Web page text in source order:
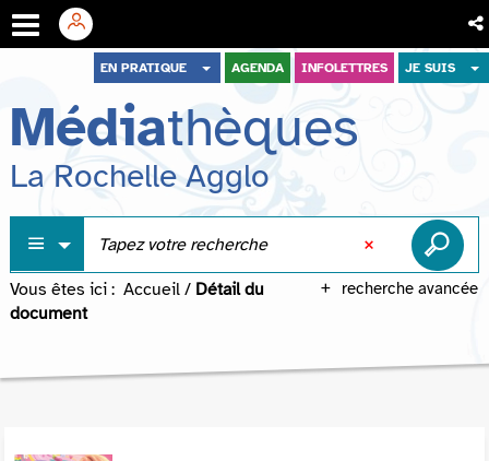
menu
contenu
recherche
EN PRATIQUE AGENDA INFOLETTRES JE SUIS
Médiathèques
La Rochelle Agglo
recherche avancée
Vous êtes ici : Accueil / Détail du
document